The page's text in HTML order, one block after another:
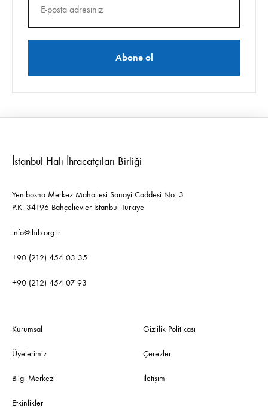
İstanbul Halı İhracatçıları Birliği
Yenibosna Merkez Mahallesi Sanayi Caddesi No: 3
P.K. 34196 Bahçelievler İstanbul Türkiye
info@ihib.org.tr
+90 (212) 454 03 35
+90 (212) 454 07 93
Kurumsal
Üyelerimiz
Bilgi Merkezi
Etkinlikler
Gizlilik Politikası
Çerezler
İletişim